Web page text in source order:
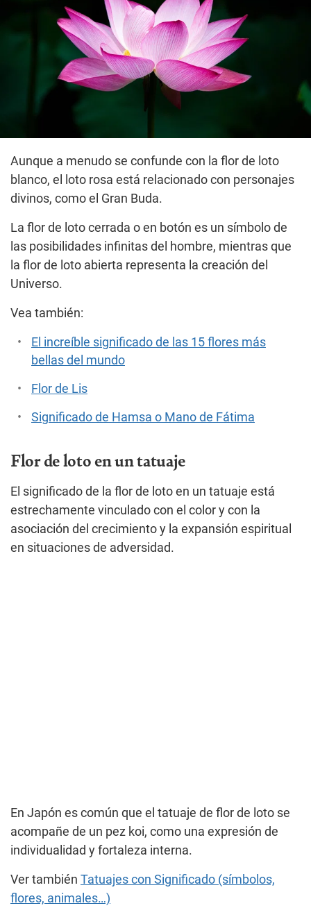
Aunque a menudo se confunde con la flor de loto
blanco, el loto rosa está relacionado con personajes
divinos, como el Gran Buda.
La flor de loto cerrada o en botón es un símbolo de
las posibilidades infinitas del hombre, mientras que
la flor de loto abierta representa la creación del
Universo.
Vea también:
El increíble significado de las 15 flores más
bellas del mundo
Flor de Lis
Significado de Hamsa o Mano de Fátima
Flor de loto en un tatuaje
El significado de la flor de loto en un tatuaje está
estrechamente vinculado con el color y con la
asociación del crecimiento y la expansión espiritual
en situaciones de adversidad.
En Japón es común que el tatuaje de flor de loto se
acompañe de un pez koi, como una expresión de
individualidad y fortaleza interna.
Ver también Tatuajes con Significado (símbolos,
flores, animales…)